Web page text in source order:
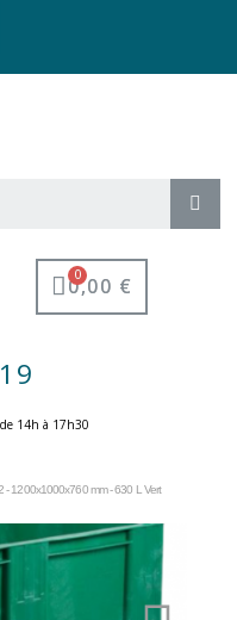
0,00 €
14h à 17h30
- 1200x1000x760 mm - 630 L Vert